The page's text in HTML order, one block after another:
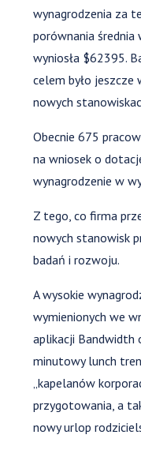
wynagrodzenia za
porównania średnia
wyniosła $62395.
celem było jeszcze
nowych
Obecnie 675
na wniosek o
wynagrodzenie w
Z tego, co firma
nowych stanowisk
badań i rozwoju.
A wysokie
wymienionych we
aplikacji Bandwidth
minutowy lunch
„kapelanów
przygotowania, a
nowy urlop